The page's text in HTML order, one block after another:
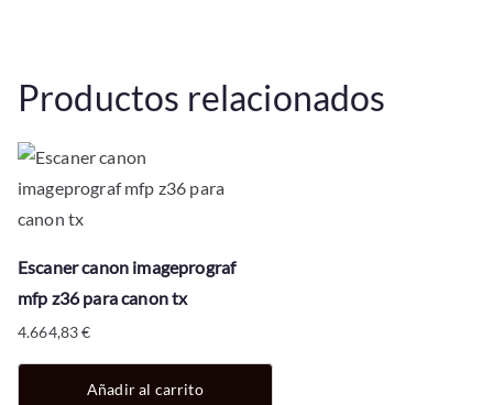
Productos relacionados
Escaner canon imageprograf
mfp z36 para canon tx
4.664,83€
Añadir al carrito